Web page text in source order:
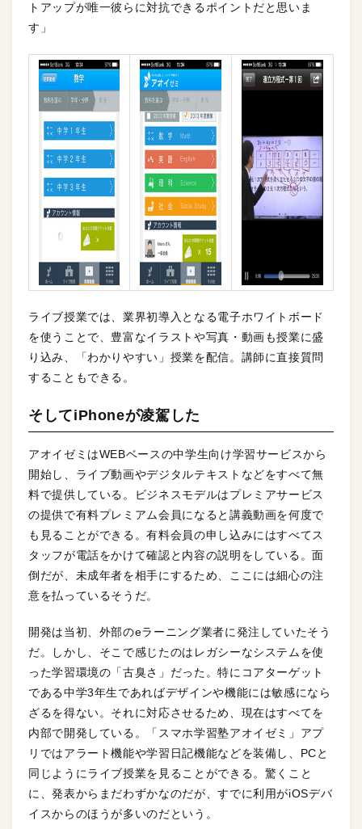
トアップが唯一彼らに対抗できるポイントだと思いま
す」
ライブ授業では、業界初導入となる電子ホワイトボード
を使うことで、豊富なイラストや写真・動画も授業に盛
り込み、「わかりやすい」授業を配信。講師に直接質問
することもできる。
そしてiPhoneが凌駕した
アオイゼミはWEBベースの中学生向け学習サービスから
開始し、ライブ動画やデジタルテキストなどをすべて無
料で提供している。ビジネスモデルはプレミアサービス
の提供で有料プレミアム会員になると講義動画を何度で
も見ることができる。有料会員の申し込みにはすべてス
タッフが電話をかけて確認と内容の説明をしている。面
倒だが、未成年者を相手にするため、ここには細心の注
意を払っているそうだ。
開発は当初、外部のeラーニング業者に発注していたそう
だ。しかし、そこで感じたのはレガシーなシステムを使
った学習環境の「古臭さ」だった。特にコアターゲット
である中学3年生であればデザインや機能には敏感になら
ざるを得ない。それに対応させるため、現在はすべてを
内部で開発している。「スマホ学習塾アオイゼミ」アプ
リではアラート機能や学習日記機能などを装備し、PCと
同じようにライブ授業を見ることができる。驚くこと
に、発表からまだわずかなのだが、すでに利用がiOSデバ
イスからのほうが多いのだという。